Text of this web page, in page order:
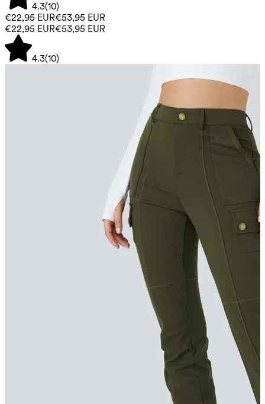
4.3(10)
€22,95 EUR€53,95 EUR
€22,95 EUR€53,95 EUR
4.3(10)